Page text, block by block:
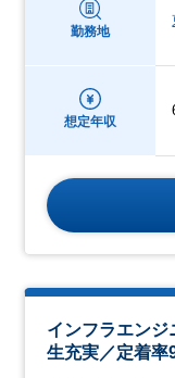
勤務地
想定年収
インフラエンジ
生充実／定着率